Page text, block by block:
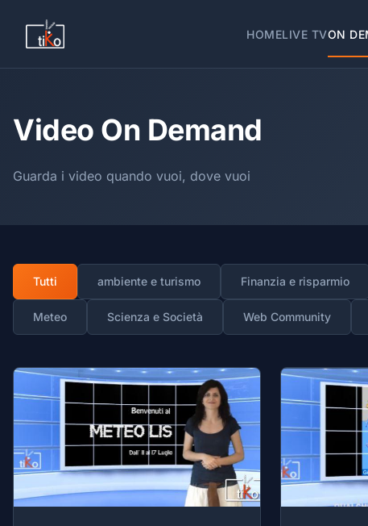
HOMELIVE TVON
Video On Demand
Guarda i video quando vuoi, dove vuoi
Tutti ambiente e turismo Finanzia e risparmio
Meteo Scienza e Società Web Community